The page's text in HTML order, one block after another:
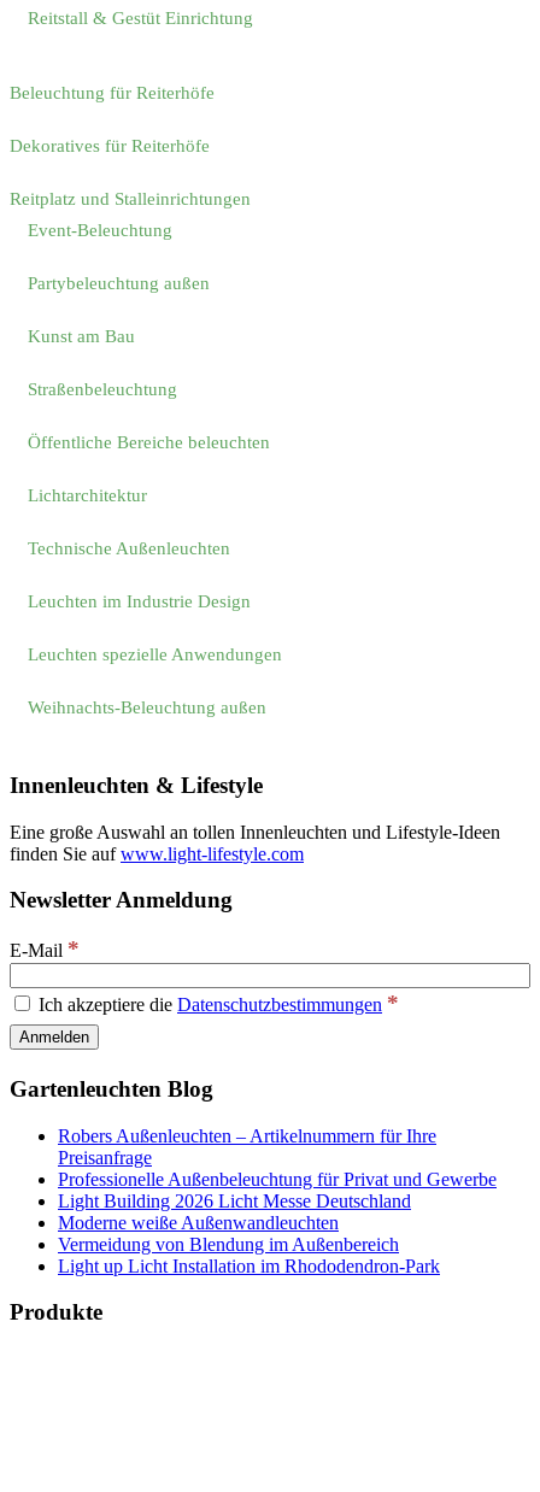
Reitstall & Gestüt Einrichtung
Beleuchtung für Reiterhöfe
Dekoratives für Reiterhöfe
Reitplatz und Stalleinrichtungen
Event-Beleuchtung
Partybeleuchtung außen
Kunst am Bau
Straßenbeleuchtung
Öffentliche Bereiche beleuchten
Lichtarchitektur
Technische Außenleuchten
Leuchten im Industrie Design
Leuchten spezielle Anwendungen
Weihnachts-Beleuchtung außen
Innenleuchten & Lifestyle
Eine große Auswahl an tollen Innenleuchten und Lifestyle-Ideen
finden Sie aufwww.light-lifestyle.com
Newsletter Anmeldung
E-Mail *
Ich akzeptiere die Datenschutzbestimmungen *
Gartenleuchten Blog
Robers Außenleuchten – Artikelnummern für Ihre
Preisanfrage
Professionelle Außenbeleuchtung für Privat und Gewerbe
Light Building 2026 Licht Messe Deutschland
Moderne weiße Außenwandleuchten
Vermeidung von Blendung im Außenbereich
Light up Licht Installation im Rhododendron-Park
Produkte